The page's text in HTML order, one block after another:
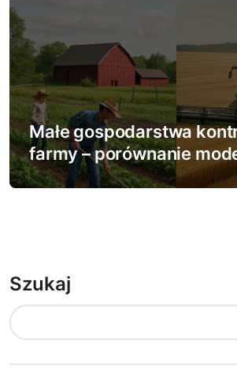
Małe gospodarstwa
farmy – porównanie
Szukaj